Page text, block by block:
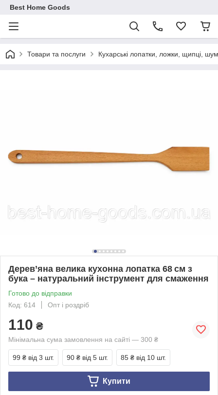
Best Home Goods
Товари та послуги Кухарські лопатки, ложки, щипці,
Дерев’яна велика кухонна лопатка 68 см з
бука – натуральний інструмент для смаження
Готово до відправки
Код: 614
Опт і роздріб
110 ₴
Мінімальна сума замовлення на сайті — 300 ₴
99 ₴ від 3 шт. 90 ₴ від 5 шт. 85 ₴ від 10 шт.
Купити